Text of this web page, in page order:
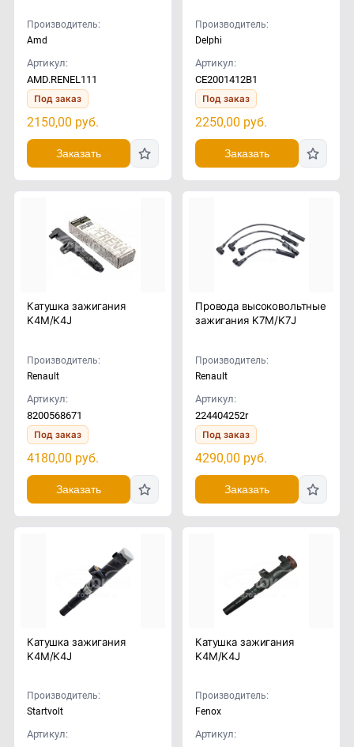
Производитель:
Amd
Артикул:
AMD.RENEL111
Под заказ
2150,00 руб.
Заказать
Производитель:
Delphi
Артикул:
CE2001412B1
Под заказ
2250,00 руб.
Заказать
Катушка зажигания
K4M/K4J
Производитель:
Renault
Артикул:
8200568671
Под заказ
4180,00 руб.
Заказать
Провода высоковольтные
зажигания K7M/K7J
Производитель:
Renault
Артикул:
224404252r
Под заказ
4290,00 руб.
Заказать
Катушка зажигания
K4M/K4J
Производитель:
Startvolt
Артикул:
Катушка зажигания
K4M/K4J
Производитель:
Fenox
Артикул: